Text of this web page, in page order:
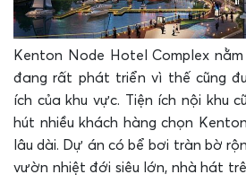
Kenton Node Hotel Complex
đang rất phát triển vì thế cũng
ích của khu vực. Tiện ích nội khu
hút nhiều khách hàng chọn
lâu dài. Dự án có bể bơi tràn bờ
vườn nhiệt đới siêu lớn, nhà hát